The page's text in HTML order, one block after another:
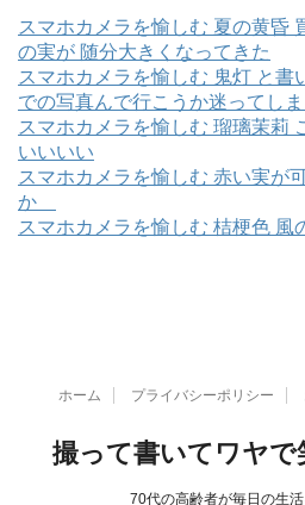
スマホカメラを愉しむ 夏の黄昏
の実が 随分大きくなってきた
スマホカメラを愉しむ 鬼灯 と書
での写真んで行こうか迷ってし
スマホカメラを愉しむ 瑠璃茉莉
いいいい
スマホカメラを愉しむ 赤い実が
か
スマホカメラを愉しむ 桔梗色
ホーム プライバシーポリシー
撮って書いてワヤで
70代の高齢者が毎日の生